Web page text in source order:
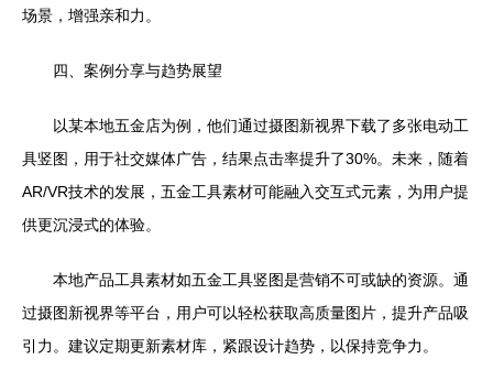
场景，增强亲和力。
四、案例分享与趋势展望
以某本地五金店为例，他们通过摄图新视界下载了多张电动工
具竖图，用于社交媒体广告，结果点击率提升了30%。未来，随着
AR/VR技术的发展，五金工具素材可能融入交互式元素，为用户提
供更沉浸式的体验。
本地产品工具素材如五金工具竖图是营销不可或缺的资源。通
过摄图新视界等平台，用户可以轻松获取高质量图片，提升产品吸
引力。建议定期更新素材库，紧跟设计趋势，以保持竞争力。